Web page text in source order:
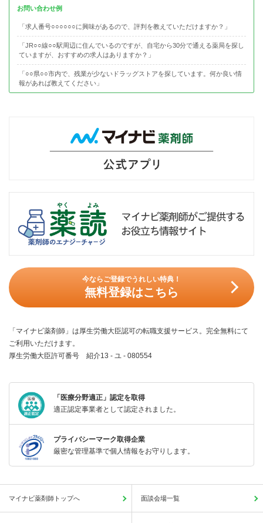
お問い合わせ例
「求人番号○○○○○○に興味があるので、評判を教えていただけますか？」
「JR○○線○○駅周辺に住んでいるのですが、自宅から30分で通える薬局を探し
ていますが、おすすめの求人はありますか？」
「○○県○○市内で、残業が少ないドラッグストアを探しています。何か良い情
報があれば教えてください」
今ならご登録でうれしい特典！
無料登録はこちら
「マイナビ薬剤師」は厚生労働大臣認可の転職支援サービス。完全無料にて
ご利用いただけます。
厚生労働大臣許可番号 紹介13 - ユ - 080554
「医療分野適正」認定を取得
適正認定事業者として認定されました。
プライバシーマーク取得企業
厳密な管理基準で個人情報をお守りします。
マイナビ薬剤師トップへ 面談会場一覧